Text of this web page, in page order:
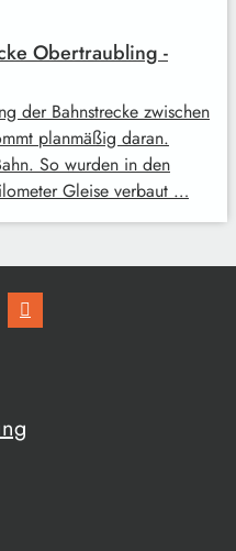
Obertraubling -
der Bahnstrecke zwischen
planmäßig daran.
So wurden in den
Gleise verbaut …